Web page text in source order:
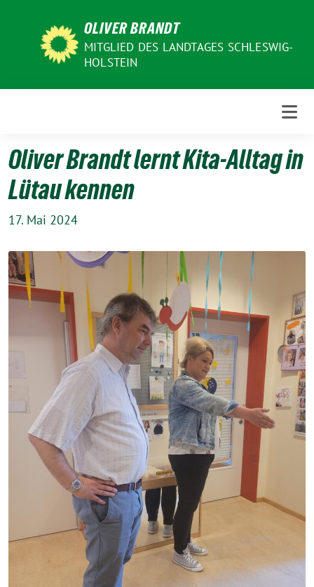
OLIVER BRANDT
MITGLIED DES LANDTAGES SCHLESWIG-
HOLSTEIN
Oliver Brandt lernt Kita-Alltag in
Lütau kennen
17. Mai 2024